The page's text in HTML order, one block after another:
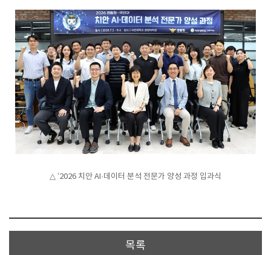
△ ‘2026 치안 AI·데이터 분석 전문가 양성 과정 입과식
목록